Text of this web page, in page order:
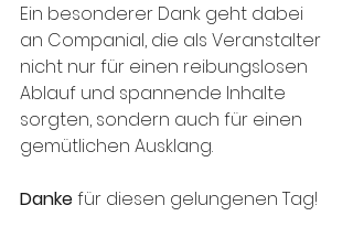
Ein besonderer Dank geht dabei
an Companial, die als Veranstalter
nicht nur für einen reibungslosen
Ablauf und spannende Inhalte
sorgten, sondern auch für einen
gemütlichen Ausklang.
Danke für diesen gelungenen Tag!